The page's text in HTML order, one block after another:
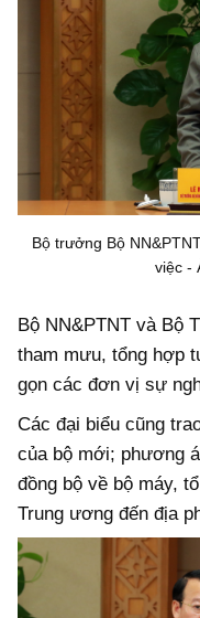
Bộ trưởng Bộ
việc -
Bộ NN&PTNT và Bộ
tham mưu, tổng hợp
gọn các đơn vị sự
Các đại biểu cũng
của bộ mới; phương
đồng bộ về bộ máy,
Trung ương đến địa